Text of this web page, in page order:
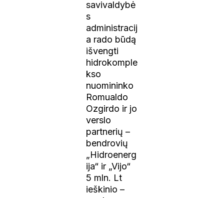
savivaldybė
s
administracij
a rado būdą
išvengti
hidrokomple
kso
nuomininko
Romualdo
Ozgirdo ir jo
verslo
partnerių –
bendrovių
„Hidroenerg
ija“ ir „Vijo“
5 mln. Lt
ieškinio –